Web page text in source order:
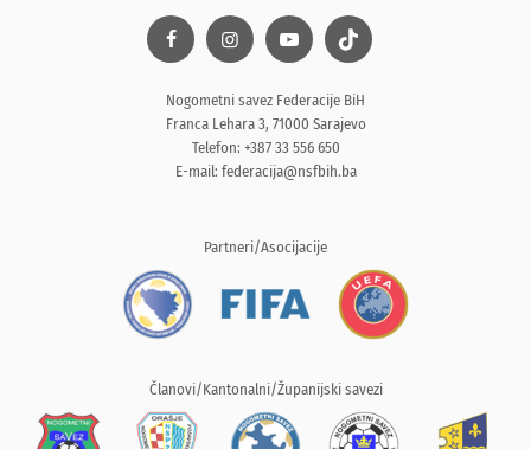
Nogometni savez Federacije BiH
Franca Lehara 3, 71000 Sarajevo
Telefon: +387 33 556 650
E-mail: federacija@nsfbih.ba
Partneri/Asocijacije
Članovi/Kantonalni/Županijski savezi